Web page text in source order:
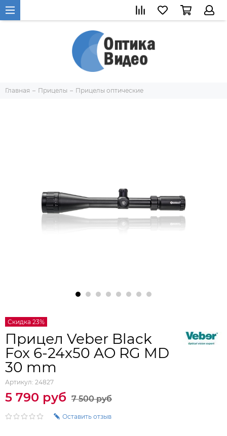
Главная Прицелы Прицелы оптические
Скидка 23%
Прицел Veber Black
Fox 6-24x50 AO RG MD
30 mm
Артикул: 24827
5 790 руб 7 500 руб
Оставить отзыв